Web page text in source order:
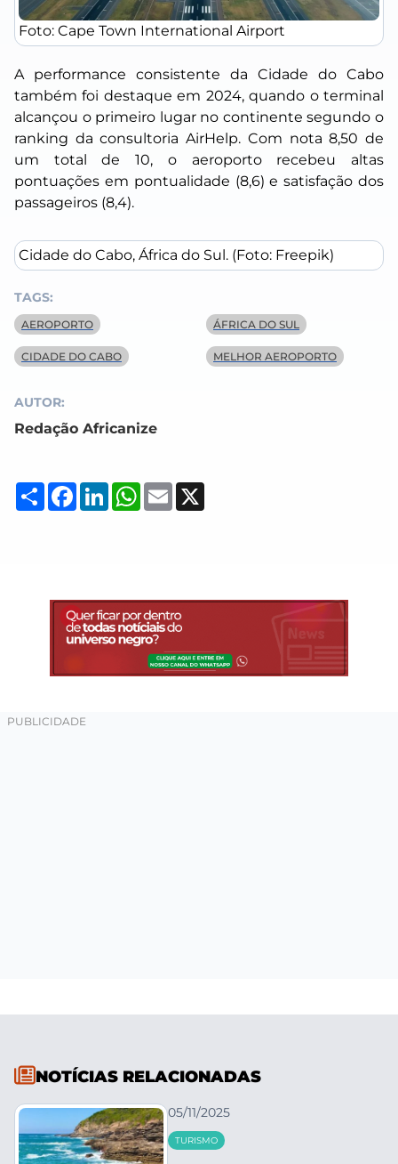
Foto: Cape Town International Airport
A performance consistente da Cidade do Cabo
também foi destaque em 2024, quando o terminal
alcançou o primeiro lugar no continente segundo o
ranking da consultoria AirHelp. Com nota 8,50 de
um total de 10, o aeroporto recebeu altas
pontuações em pontualidade (8,6) e satisfação dos
passageiros (8,4).
Cidade do Cabo, África do Sul. (Foto: Freepik)
TAGS:
AEROPORTO ÁFRICA DO SUL
CIDADE DO CABO MELHOR AEROPORTO
AUTOR:
Redação Africanize
Compartilhar
Facebook
LinkedInWhatsApp
Email
NOTÍCIAS RELACIONADAS
05/11/2025
TURISMO